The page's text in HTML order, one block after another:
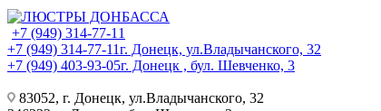
+7 (949) 314-77-11
+7 (949) 314-77-11г. Донецк, ул.Владычанского, 32
+7 (949) 403-93-05г. Донецк , бул. Шевченко, 3
83052, г. Донецк, ул.Владычанского, 32